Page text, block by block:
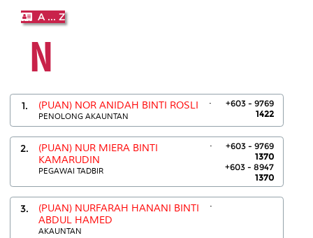
A ... Z
N
1. (PUAN) NOR ANIDAH BINTI ROSLI
PENOLONG AKAUNTAN
.
+603 - 9769
1422
2.
(PUAN) NUR MIERA BINTI
KAMARUDIN
PEGAWAI TADBIR
.
+603 - 9769
1370
+603 - 8947
1370
3.
(PUAN) NURFARAH HANANI BINTI
ABDUL HAMED
AKAUNTAN
.